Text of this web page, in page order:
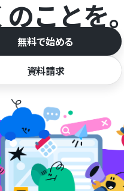
ことを。
無料で始める
資料請求